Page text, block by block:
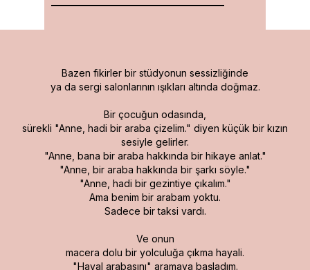
Bazen fikirler bir stüdyonun sessizliğinde
ya da sergi salonlarının ışıkları altında doğmaz.
Bir çocuğun odasında,
sürekli "Anne, hadi bir araba çizelim." diyen küçük bir kızın
sesiyle gelirler.
"Anne, bana bir araba hakkında bir hikaye anlat."
"Anne, bir araba hakkında bir şarkı söyle."
"Anne, hadi bir gezintiye çıkalım."
Ama benim bir arabam yoktu.
Sadece bir taksi vardı.
Ve onun
macera dolu bir yolculuğa çıkma hayali.
"Hayal arabasını" aramaya başladım.